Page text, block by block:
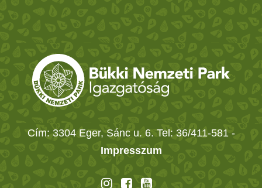
Cím: 3304 Eger, Sánc u. 6. Tel: 36/411-581 -
Impresszum